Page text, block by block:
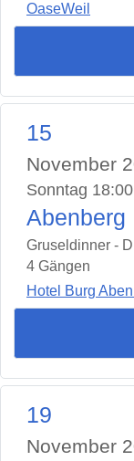
OaseWeil
15
November
Sonntag 18:00
Abenberg
Gruseldinner -
4 Gängen
Hotel Burg
19
November